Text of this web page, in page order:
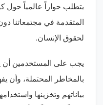
يتطلب حواراً عالمياً حول
المتقدمة في مجتمعاتنا
لحقوق الإنسان.
يجب على المستخدمين أن
بالمخاطر المحتملة، وأن
بياناتهم وتخزينها